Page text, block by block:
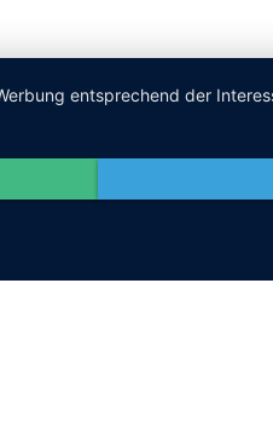
entsprechend der